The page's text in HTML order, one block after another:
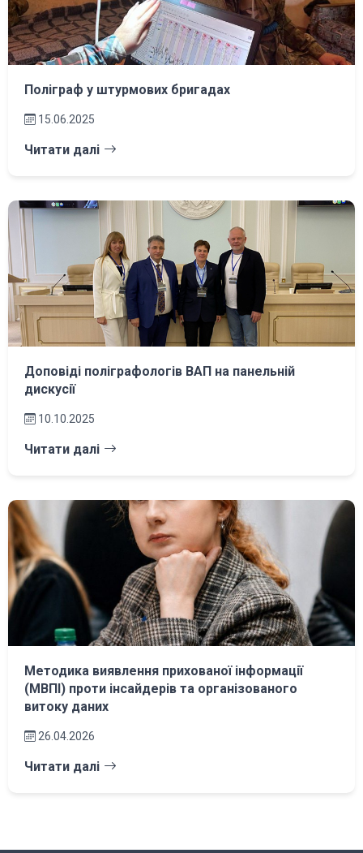
Поліграф у штурмових бригадах
15.06.2025
Читати далі
Доповіді поліграфологів ВАП на панельній
дискусії
10.10.2025
Читати далі
Методика виявлення прихованої інформації
(МВПІ) проти інсайдерів та організованого
витоку даних
26.04.2026
Читати далі